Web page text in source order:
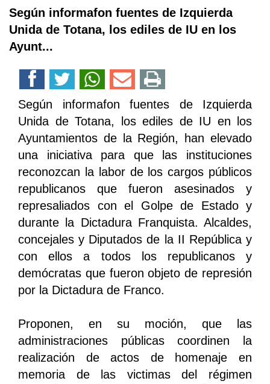
Según informafon fuentes de Izquierda
Unida de Totana, los ediles de IU en los
Ayunt...
Según informafon fuentes de Izquierda
Unida de Totana, los ediles de IU en los
Ayuntamientos de la Región, han elevado
una iniciativa para que las instituciones
reconozcan la labor de los cargos públicos
republicanos que fueron asesinados y
represaliados con el Golpe de Estado y
durante la Dictadura Franquista. Alcaldes,
concejales y Diputados de la II República y
con ellos a todos los republicanos y
demócratas que fueron objeto de represión
por la Dictadura de Franco.
Proponen, en su moción, que las
administraciones públicas coordinen la
realización de actos de homenaje en
memoria de las victimas del régimen